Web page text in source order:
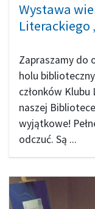
Wystawa
Literackiego
Zapraszamy do
holu
członków Klubu
naszej
wyjątkowe!
odczuć. Są ...